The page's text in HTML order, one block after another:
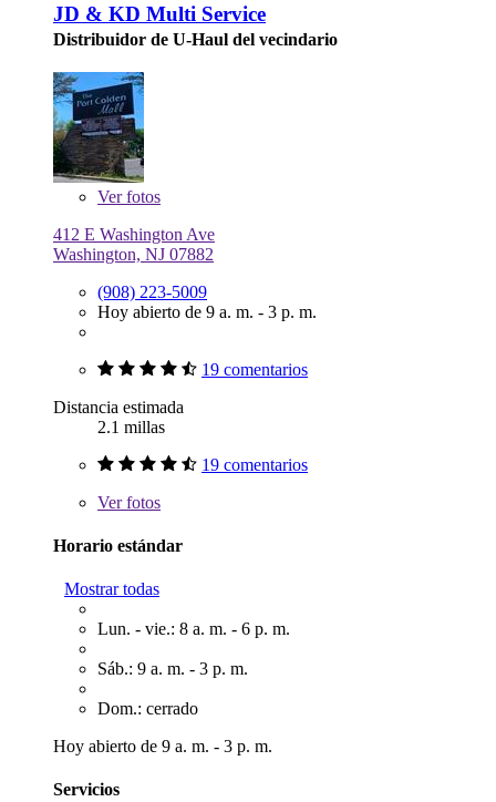
JD & KD Multi Service
Distribuidor de U-Haul del vecindario
Verfotos
412 E Washington Ave
Washington, NJ 07882
(908) 223-5009
Hoy abierto de 9 a. m. - 3 p. m.
19 comentarios
Distancia estimada
2.1 millas
19 comentarios
Verfotos
Horario estándar
Mostrar todas
Lun. - vie.: 8 a. m. - 6 p. m.
Sáb.: 9 a. m. - 3 p. m.
Dom.: cerrado
Hoy abierto de 9 a. m. - 3 p. m.
Servicios